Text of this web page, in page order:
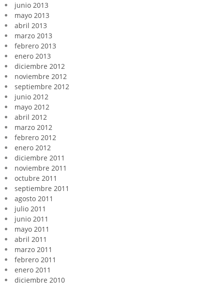
junio 2013
mayo 2013
abril 2013
marzo 2013
febrero 2013
enero 2013
diciembre 2012
noviembre 2012
septiembre 2012
junio 2012
mayo 2012
abril 2012
marzo 2012
febrero 2012
enero 2012
diciembre 2011
noviembre 2011
octubre 2011
septiembre 2011
agosto 2011
julio 2011
junio 2011
mayo 2011
abril 2011
marzo 2011
febrero 2011
enero 2011
diciembre 2010